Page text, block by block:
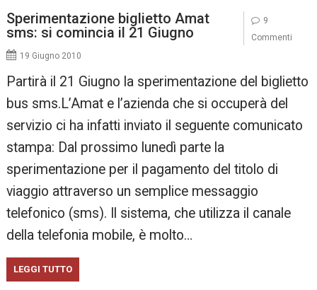
Sperimentazione biglietto Amat
sms: si comincia il 21 Giugno
19 Giugno 2010
Partirà il 21 Giugno la sperimentazione del biglietto
bus sms.L’Amat e l’azienda che si occuperà del
servizio ci ha infatti inviato il seguente comunicato
stampa: Dal prossimo lunedì parte la
sperimentazione per il pagamento del titolo di
viaggio attraverso un semplice messaggio
telefonico (sms). Il sistema, che utilizza il canale
della telefonia mobile, è molto…
LEGGI TUTTO
9
Commenti